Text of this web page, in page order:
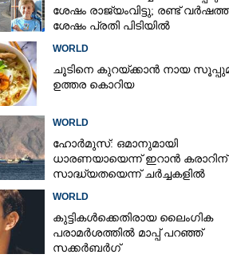
ശേഷം രാജ്യംവിട്ടു; രണ്ട്
ശേഷം പ്രതി പിടിയിൽ
WORLD
ചൂടിനെ കുറയ്‌ക്കാൻ നായ
ഉത്തര കൊറിയ
WORLD
ഹോർമുസ്: ഒമാനുമായി
ധാരണയായെന്ന് ഇറാൻ കരാറിന്
സാദ്ധ്യതയെന്ന് ചർച്ചകളിൽ
WORLD
കുട്ടികൾക്കെതിരായ ലൈംഗിക
പരാമർശത്തിൽ മാപ്പ് പറഞ്ഞ്
സക്കർബർഗ്